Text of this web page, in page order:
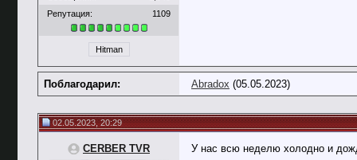
Репутация:
1109
Hitman
Поблагодарил: Abradox (05.05.2023)
02.05.2023, 20:29
CERBER TVR У нас всю неделю холодно и